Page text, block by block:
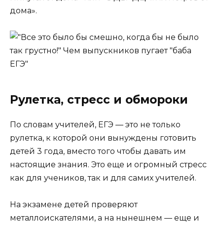
дома».
Рулетка, стресс и обмороки
По словам учителей, ЕГЭ — это не только
рулетка, к которой они вынуждены готовить
детей 3 года, вместо того чтобы давать им
настоящие знания. Это еще и огромный стресс
как для учеников, так и для самих учителей.
На экзамене детей проверяют
металлоискателями, а на нынешнем — еще и